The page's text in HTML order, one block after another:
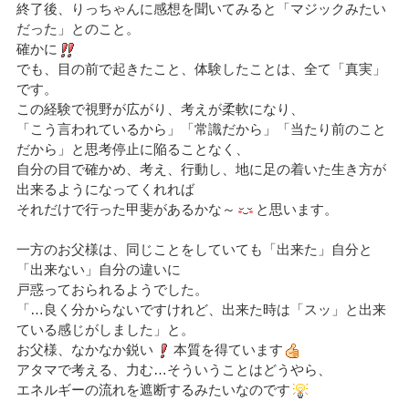
終了後、りっちゃんに感想を聞いてみると「マジックみたい
だった」とのこと。
確かに
でも、目の前で起きたこと、体験したことは、全て「真実」
です。
この経験で視野が広がり、考えが柔軟になり、
「こう言われているから」「常識だから」「当たり前のこと
だから」と思考停止に陥ることなく、
自分の目で確かめ、考え、行動し、地に足の着いた生き方が
出来るようになってくれれば
それだけで行った甲斐があるかな～
と思います。
一方のお父様は、同じことをしていても「出来た」自分と
「出来ない」自分の違いに
戸惑っておられるようでした。
「…良く分からないですけれど、出来た時は「スッ」と出来
ている感じがしました」と。
お父様、なかなか鋭い
本質を得ています
アタマで考える、力む…そういうことはどうやら、
エネルギーの流れを遮断するみたいなのです